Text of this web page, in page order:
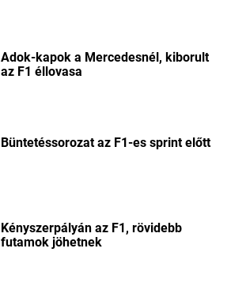
Adok-kapok a Mercedesnél, kiborult
az F1 éllovasa
Büntetéssorozat az F1-es sprint előtt
Kényszerpályán az F1, rövidebb
futamok jöhetnek